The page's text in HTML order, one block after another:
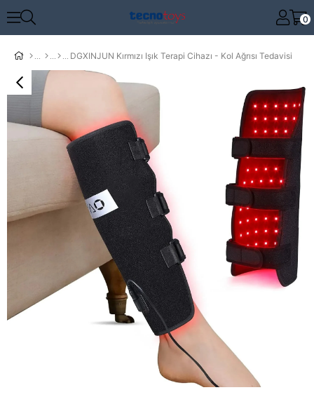
0
DGXINJUN Kırmızı Işık Terapi Cihazı - Kol Ağrısı Tedavisi